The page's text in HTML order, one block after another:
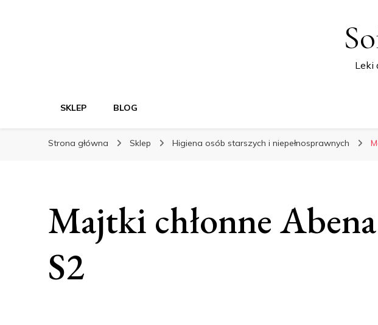
Leki
SKLEP BLOG
Strona główna Sklep Higiena osób starszych i niepełnosprawnych
Majtki chłonne
S2